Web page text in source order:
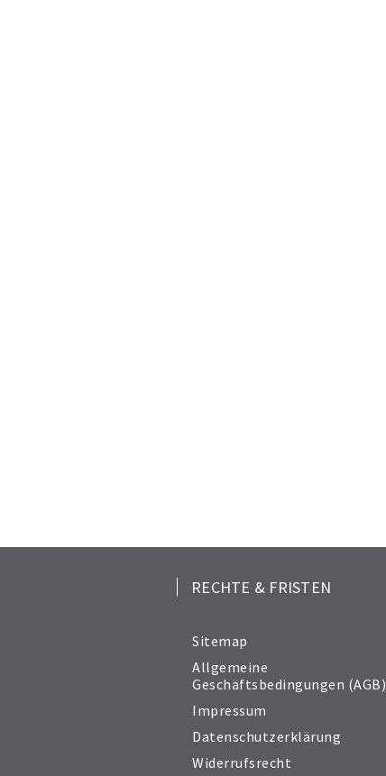
RECHTE & FRISTEN
Sitemap
Allgemeine
Geschäftsbedingungen (AGB)
Impressum
Datenschutzerklärung
Widerrufsrecht